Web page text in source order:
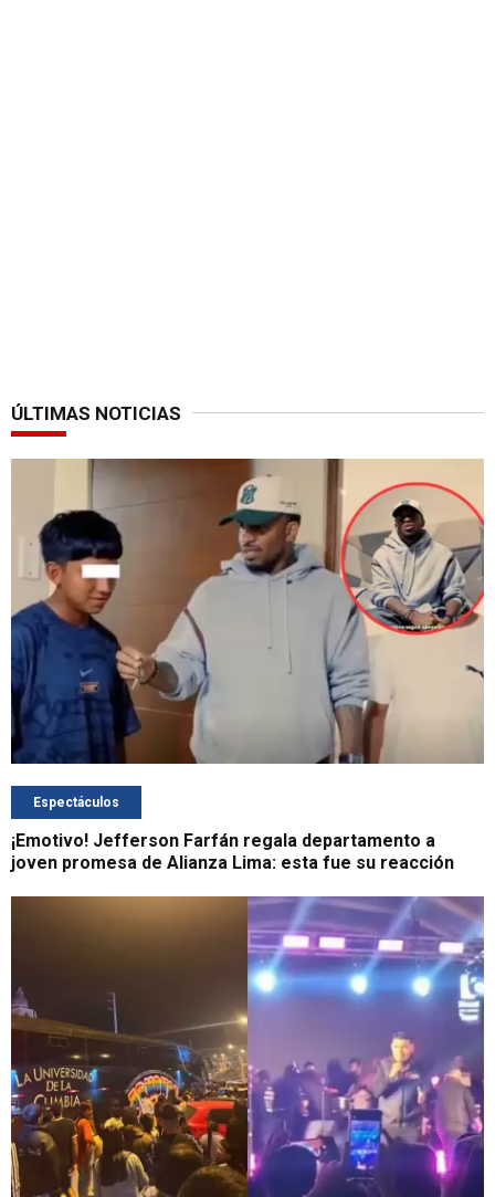
ÚLTIMAS NOTICIAS
Espectáculos
¡Emotivo! Jefferson Farfán regala departamento a
joven promesa de Alianza Lima: esta fue su reacción